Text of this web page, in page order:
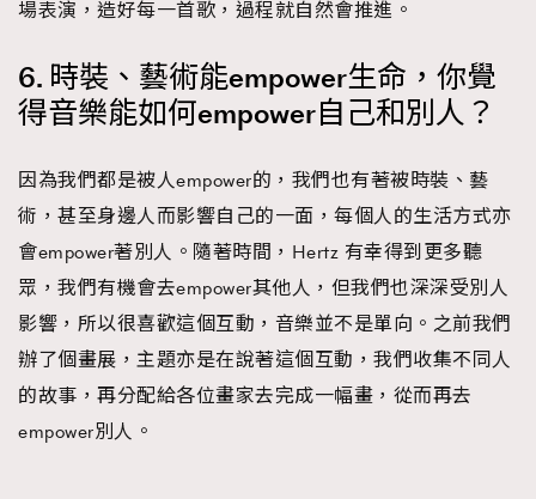
場表演，造好每一首歌，過程就自然會推進。
6. 時裝、藝術能empower生命，你覺
得音樂能如何empower自己和別人？
因為我們都是被人empower的，我們也有著被時裝、藝
術，甚至身邊人而影響自己的一面，每個人的生活方式亦
會empower著別人。隨著時間，Hertz 有幸得到更多聽
眾，我們有機會去empower其他人，但我們也深深受別人
影響，所以很喜歡這個互動，音樂並不是單向。之前我們
辦了個畫展，主題亦是在說著這個互動，我們收集不同人
的故事，再分配給各位畫家去完成一幅畫，從而再去
empower別人。